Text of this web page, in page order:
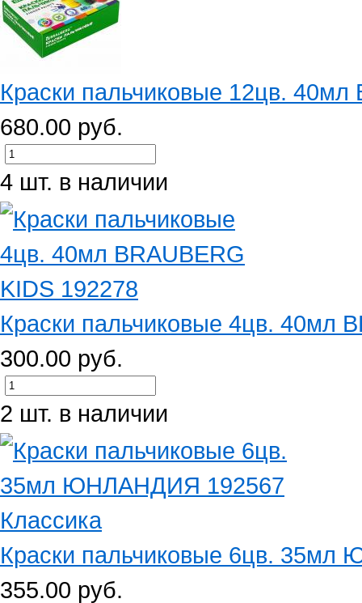
Краски пальчиковые 12цв.
680.00 руб.
4 шт. в наличии
Краски пальчиковые 4цв. 40мл
300.00 руб.
2 шт. в наличии
Краски пальчиковые 6цв.
355.00 руб.